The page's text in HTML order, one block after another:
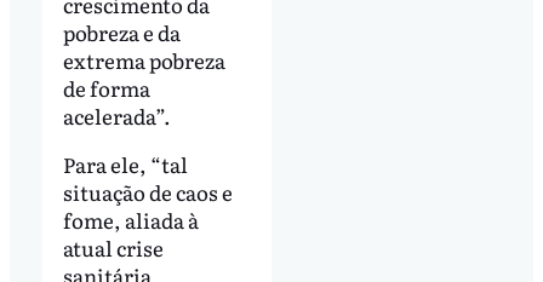
pobreza e da
extrema pobreza
de forma
acelerada”.
Para ele, “tal
situação de caos e
fome, aliada à
atual crise
sanitária